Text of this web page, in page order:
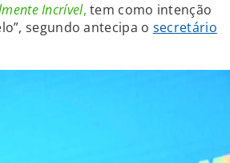
Incrível, tem como intenção
segundo antecipa o secretário